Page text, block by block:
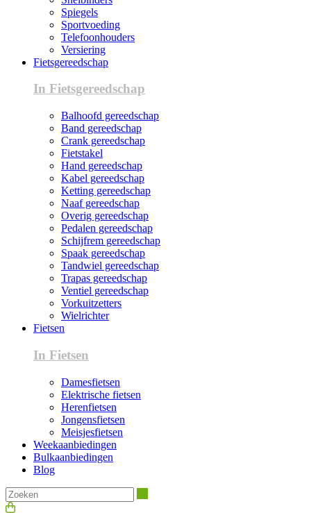
Spiegels
Sportvoeding
Telefoonhouders
Versiering
Fietsgereedschap
In Fietsgereedschap
Balhoofd gereedschap
Band gereedschap
Crank gereedschap
Fietstakel
Hand gereedschap
Kabel gereedschap
Ketting gereedschap
Naaf gereedschap
Overig gereedschap
Pedalen gereedschap
Schijfrem gereedschap
Spaak gereedschap
Tandwiel gereedschap
Trapas gereedschap
Ventiel gereedschap
Vorkuitzetters
Wielrichter
Fietsen
In Fietsen
Damesfietsen
Elektrische fietsen
Herenfietsen
Jongensfietsen
Meisjesfietsen
Weekaanbiedingen
Bulkaanbiedingen
Blog